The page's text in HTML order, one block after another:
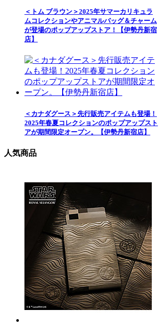
＜トム ブラウン＞2025年サマーカリキュラ
ムコレクションやアニマルバッグ＆チャーム
が登場のポップアップストア！【伊勢丹新宿
店】
＜カナダグース＞先行販売アイテムも登場！
2025年春夏コレクションのポップアップスト
アが期間限定オープン。【伊勢丹新宿店】
人気商品